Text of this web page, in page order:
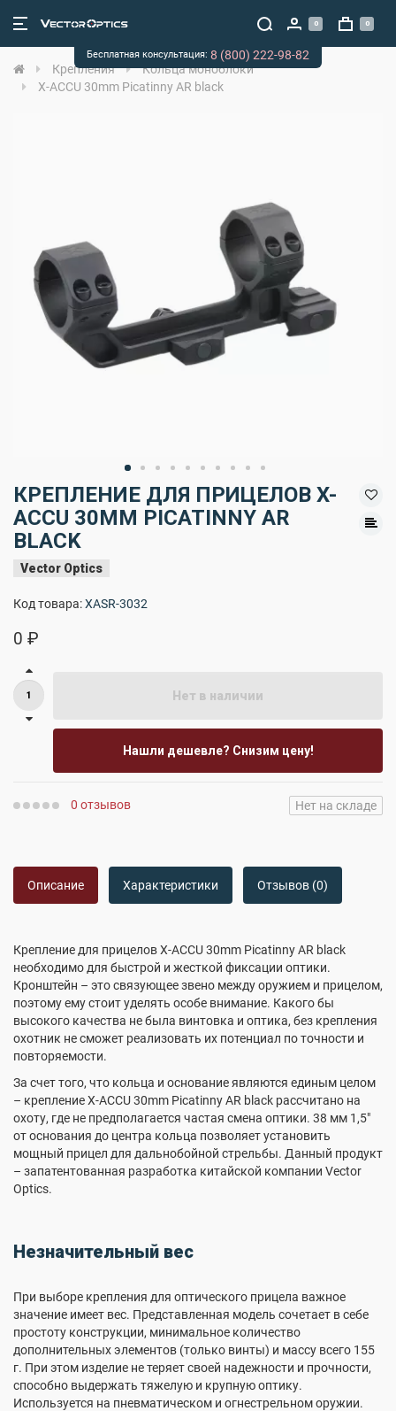
0 0
Крепления
Кольца моноблоки
X-ACCU 30mm Picatinny AR black
КРЕПЛЕНИЕ ДЛЯ ПРИЦЕЛОВ X-
ACCU 30MM PICATINNY AR
BLACK
Vector Optics
Код товара:XASR-3032
0 ₽
Нет в наличии
Нашли дешевле? Снизим цену!
0 отзывов Нет на складе
Описание Характеристики Отзывов (0)
Крепление для прицелов X-ACCU 30mm Picatinny AR black
необходимо для быстрой и жесткой фиксации оптики.
Кронштейн – это связующее звено между оружием и прицелом,
поэтому ему стоит уделять особе внимание. Какого бы
высокого качества не была винтовка и оптика, без крепления
охотник не сможет реализовать их потенциал по точности и
повторяемости.
За счет того, что кольца и основание являются единым целом
– крепление X-ACCU 30mm Picatinny AR black рассчитано на
охоту, где не предполагается частая смена оптики. 38 мм 1,5"
от основания до центра кольца позволяет установить
мощный прицел для дальнобойной стрельбы. Данный продукт
– запатентованная разработка китайской компании Vector
Optics.
Незначительный вес
При выборе крепления для оптического прицела важное
значение имеет вес. Представленная модель сочетает в себе
простоту конструкции, минимальное количество
дополнительных элементов (только винты) и массу всего 155
г. При этом изделие не теряет своей надежности и прочности,
способно выдержать тяжелую и крупную оптику.
Используется на пневматическом и огнестрельном оружии.
Бесплатная консультация: 8 (800) 222-98-82